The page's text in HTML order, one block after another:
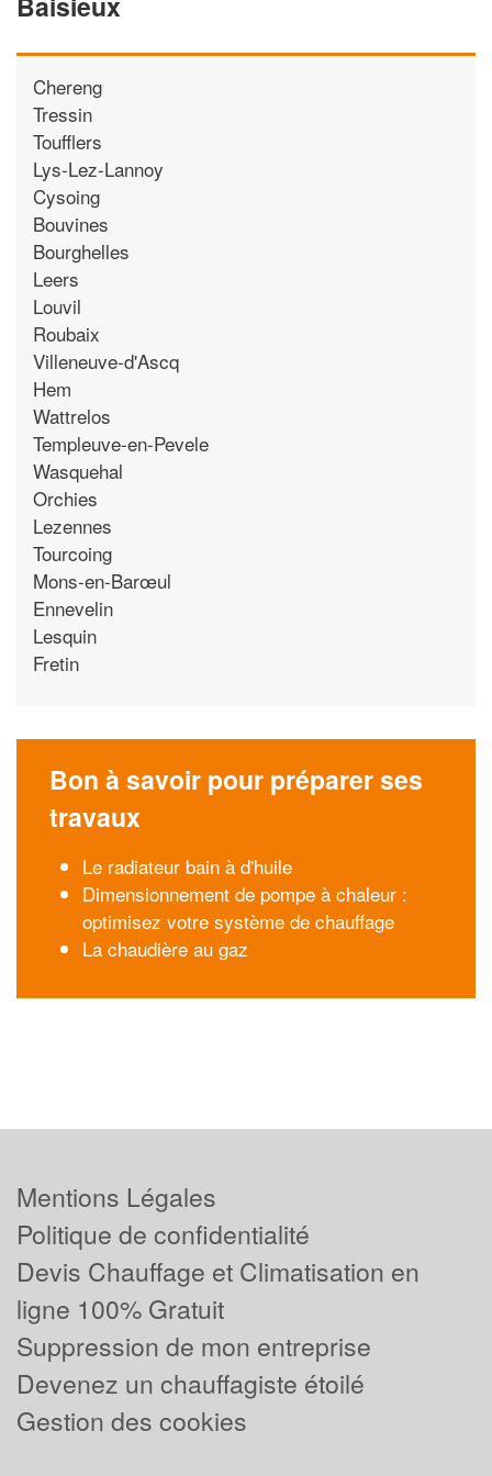
Chereng
Tressin
Toufflers
Lys-Lez-Lannoy
Cysoing
Bouvines
Bourghelles
Leers
Louvil
Roubaix
Villeneuve-d'Ascq
Hem
Wattrelos
Templeuve-en-Pevele
Wasquehal
Orchies
Lezennes
Tourcoing
Mons-en-Barœul
Ennevelin
Lesquin
Fretin
Bon à savoir pour préparer ses
travaux
Le radiateur bain à d'huile
Dimensionnement de pompe à chaleur :
optimisez votre système de chauffage
La chaudière au gaz
Mentions Légales
Politique de confidentialité
Devis Chauffage et Climatisation en
ligne 100% Gratuit
Suppression de mon entreprise
Devenez un chauffagiste étoilé
Gestion des cookies